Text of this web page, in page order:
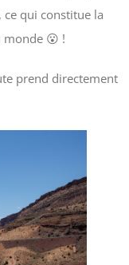
qui constitue la
monde 😮 !
prend directement